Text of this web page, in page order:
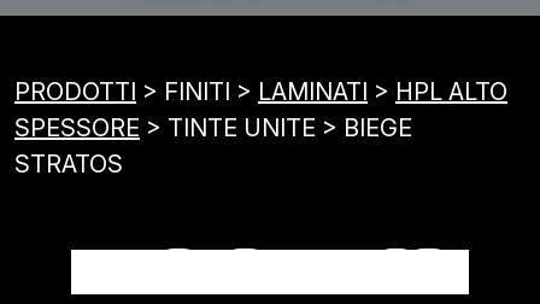
PRODOTTI > FINITI > LAMINATI > HPL ALTO
SPESSORE > TINTE UNITE > BIEGE
STRATOS
BIEGE STRATOS